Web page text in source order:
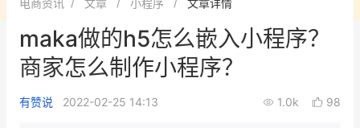
新零售大会 新零售茶会
电商资讯 文章 小程序 文章详情
maka做的h5怎么嵌入小程序？
商家怎么制作小程序？
有赞说 2022-02-25 14:13 1.0k 98